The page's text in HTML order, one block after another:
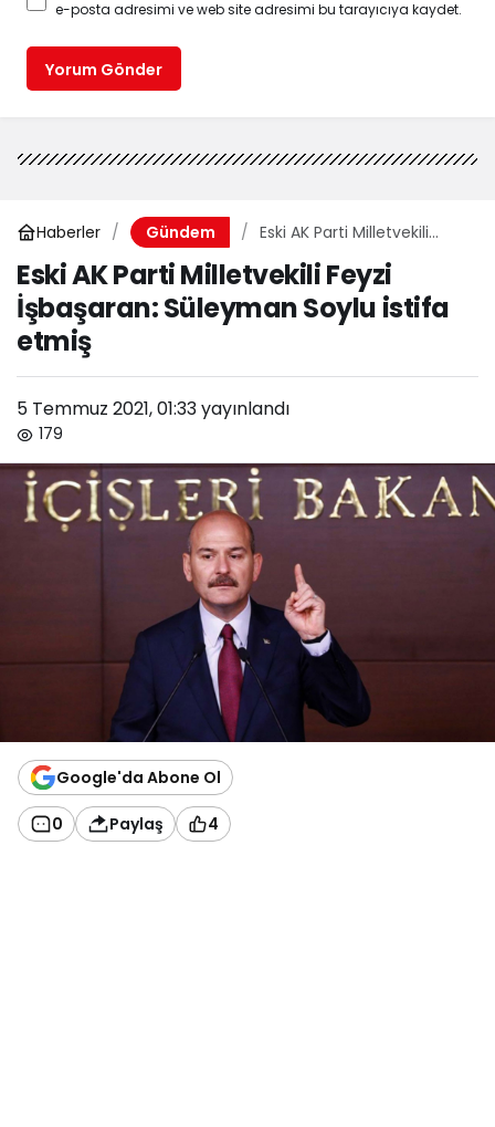
e-posta adresimi ve web site adresimi bu tarayıcıya kaydet.
Yorum Gönder
Haberler Gündem
Eski AK Parti Milletvekili
Soylu istifa etmiş
Eski AK Parti Milletvekili Feyzi
İşbaşaran: Süleyman Soylu istifa
etmiş
5 Temmuz 2021, 01:33yayınlandı
179
Google'da Abone Ol
0 Paylaş 4